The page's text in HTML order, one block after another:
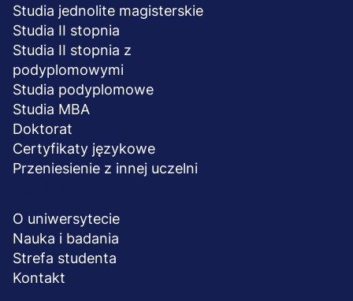
Studia jednolite magisterskie
Studia II stopnia
Studia II stopnia z
podyplomowymi
Studia podyplomowe
Studia MBA
Doktorat
Certyfikaty językowe
Przeniesienie z innej uczelni
O uniwersytecie
Nauka i badania
Strefa studenta
Kontakt